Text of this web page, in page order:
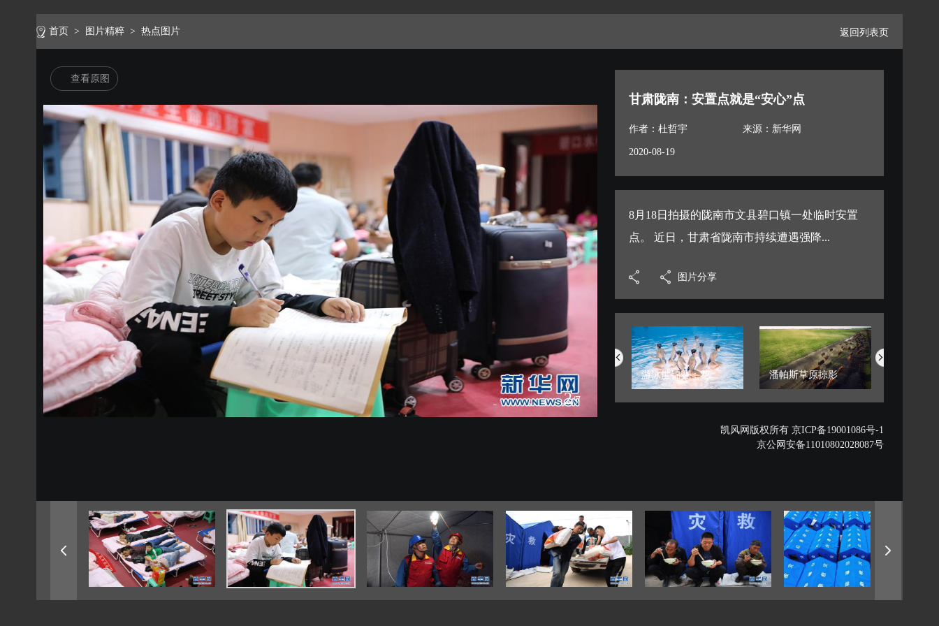
首页 > 图片精粹 > 热点图片 返回列表页
查看原图
2/7
甘肃陇南：安置点就是“安心”点
作者：杜哲宇 来源：新华网
2020-08-19
8月18日拍摄的陇南市文县碧口镇一处临时安置
点。 近日，甘肃省陇南市持续遭遇强降...
图片分享
中国航空明星产... 网住夏日氛围 ... 游泳世锦赛：花... 潘帕斯草原掠影
凯风网版权所有 京ICP备19001086号-1
京公网安备11010802028087号